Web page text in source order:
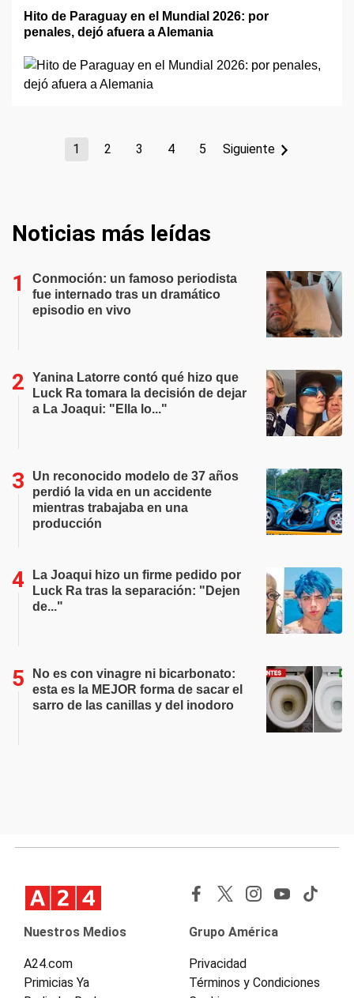
Hito de Paraguay en el Mundial 2026: por
penales, dejó afuera a Alemania
1 2 3 4 5 Siguiente
Noticias más leídas
Conmoción: un famoso periodista
fue internado tras un dramático
episodio en vivo
Yanina Latorre contó qué hizo que
Luck Ra tomara la decisión de dejar
a La Joaqui: "Ella lo..."
Un reconocido modelo de 37 años
perdió la vida en un accidente
mientras trabajaba en una
producción
La Joaqui hizo un firme pedido por
Luck Ra tras la separación: "Dejen
de..."
No es con vinagre ni bicarbonato:
esta es la MEJOR forma de sacar el
sarro de las canillas y del inodoro
Nuestros Medios
A24.com
Primicias Ya
Grupo América
Privacidad
Términos y Condiciones